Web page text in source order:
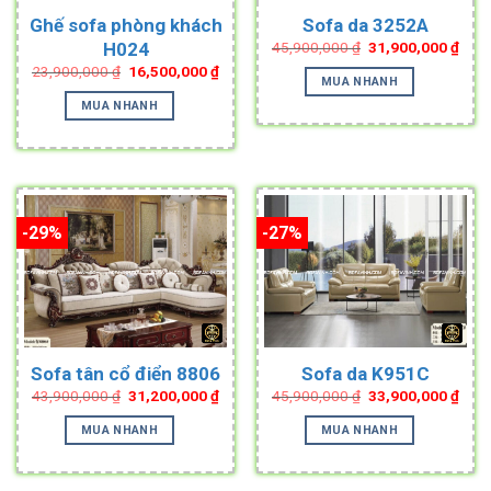
Ghế sofa phòng khách
H024
23,900,000₫ Original
price
was:
23,900,000 ₫.
16,500,000₫Current
price
is:
16,500,000 ₫.
MUA NHANH
Sofa da 3252A
45,900,000₫ Original
price
was:
45,900,000 ₫.
31,900,000₫
price
is:
MUA NHANH
-29%
Sofa tân cổ điển 8806
43,900,000₫ Original
price
was:
43,900,000 ₫.
31,200,000₫Current
price
is:
31,200,000 ₫.
MUA NHANH
-27%
Sofa da K951C
45,900,000₫ Original
price
was:
45,900,000 ₫.
33,900,000₫
price
is:
MUA NHANH